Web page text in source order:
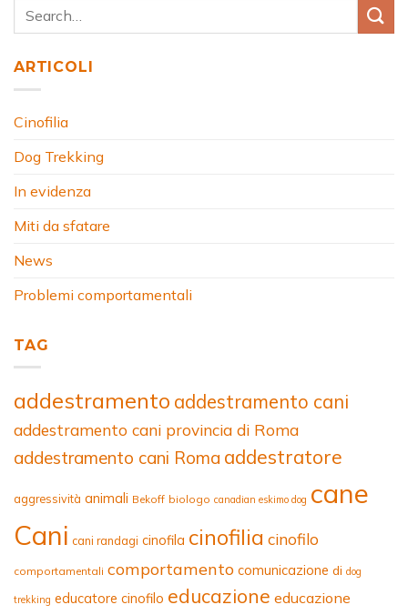
ARTICOLI
Cinofilia
Dog Trekking
In evidenza
Miti da sfatare
News
Problemi comportamentali
TAG
addestramento addestramento cani
addestramento cani provincia di Roma
addestramento cani Roma addestratore
aggressività animali Bekoff biologo canadian eskimo dog cane
Cani cani randagi cinofila cinofilia cinofilo
comportamentali comportamento comunicazione di dog
trekking educatore cinofilo educazione educazione